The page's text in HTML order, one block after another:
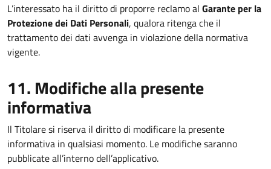
L’interessato ha il diritto di proporre reclamo al Garante per la
Protezione dei Dati Personali, qualora ritenga che il
trattamento dei dati avvenga in violazione della normativa
vigente.
11. Modifiche alla presente
informativa
Il Titolare si riserva il diritto di modificare la presente
informativa in qualsiasi momento. Le modifiche saranno
pubblicate all’interno dell’applicativo.